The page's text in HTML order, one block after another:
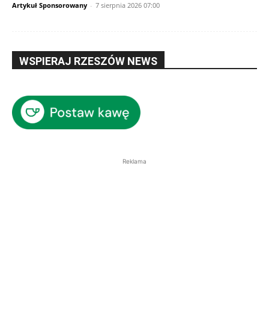
Artykuł Sponsorowany - 7 sierpnia 2026 07:00
WSPIERAJ RZESZÓW NEWS
Reklama